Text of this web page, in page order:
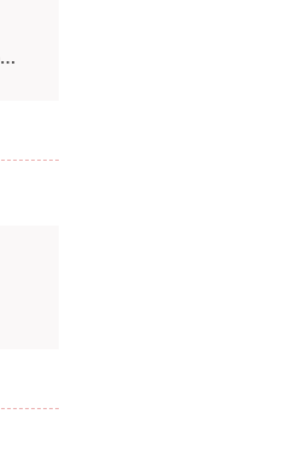
校企携手促发展 产教融合育英才 —— 我校与上海特朗思大宇宙信息技术服务有限公司校企合作签约仪式暨实习基地揭牌仪式圆满举行